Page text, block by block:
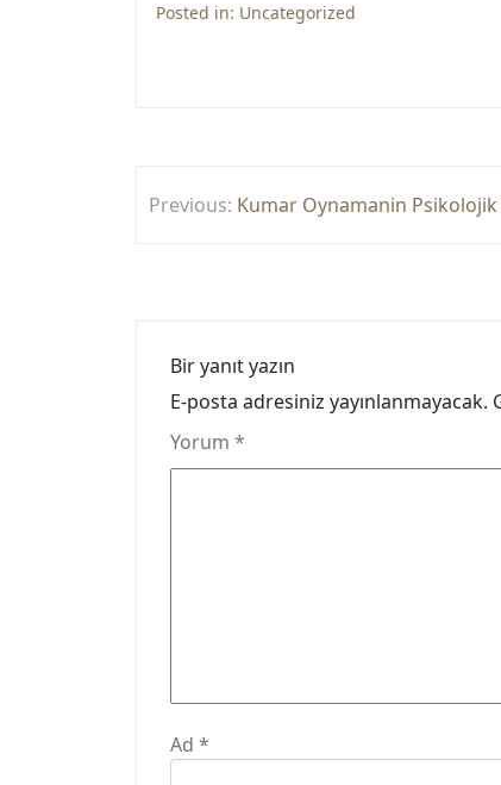
Posted in: Uncategorized
Yazı
Previous: Kumar Oynamanin
Bir yanıt yazın
E-posta adresiniz yayınlanmayacak.
Yorum *
Ad *